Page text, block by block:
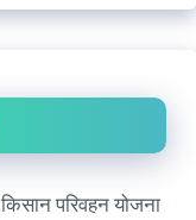
परिवहन योजना